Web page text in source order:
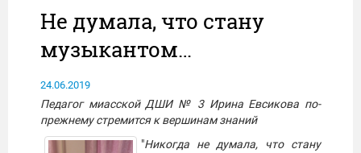
Не думала, что стану
музыкантом…
24.06.2019
Педагог миасской ДШИ № 3 Ирина Евсикова по-
прежнему стремится к вершинам знаний
"Никогда не думала, что стану